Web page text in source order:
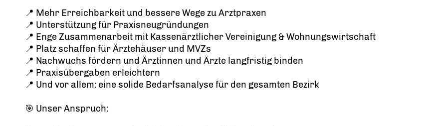
📍 Mehr Erreichbarkeit und bessere Wege zu Arztpraxen
📍 Unterstützung für Praxisneugründungen
📍 Enge Zusammenarbeit mit Kassenärztlicher Vereinigung & Wohnungswirtschaft
📍 Platz schaffen für Ärztehäuser und MVZs
📍 Nachwuchs fördern und Ärztinnen und Ärzte langfristig binden
📍 Praxisübergaben erleichtern
📍 Und vor allem: eine solide Bedarfsanalyse für den gesamten Bezirk
🎯 Unser Anspruch: